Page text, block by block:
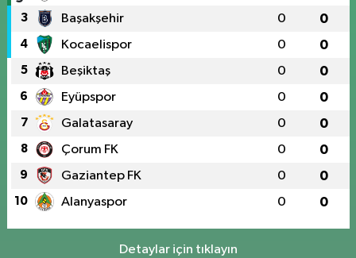
3 Başakşehir 0 0
4 Kocaelispor 0 0
5 Beşiktaş 0 0
6 Eyüpspor 0 0
7 Galatasaray 0 0
8 Çorum FK 0 0
9 Gaziantep FK 0 0
10 Alanyaspor 0 0
Detaylar için tıklayın